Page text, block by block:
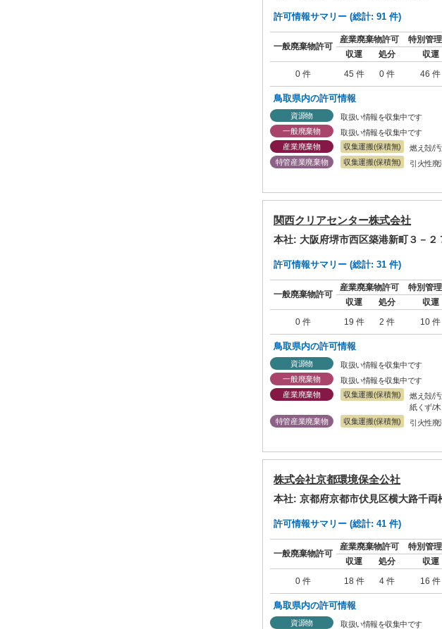
許可情報サマリー (総計: 91 件)
一般廃棄物許可
産業廃棄物許可 特別管
収運
処分 収運
0 件
45 件 0 件 46 件
鳥取県内の許可情報
資源物
取扱い情報を収集中です
一般廃棄物
取扱い情報を収集中です
産業廃棄物
収集運搬(保積無)
燃え殻/
特管産業廃棄物
収集運搬(保積無) 引火性廃
関西クリアセンター株式会社
本社: 大阪府堺市西区築港新町３－２
許可情報サマリー (総計: 31 件)
一般廃棄物許可
産業廃棄物許可 特別管
収運
処分 収運
0 件
19 件 2 件 10 件
鳥取県内の許可情報
資源物
取扱い情報を収集中です
一般廃棄物
取扱い情報を収集中です
産業廃棄物
収集運搬(保積無)
燃え殻/
紙くず/
特管産業廃棄物
収集運搬(保積無) 引火性廃
株式会社京都環境保全公社
本社: 京都府京都市伏見区横大路千両
許可情報サマリー (総計: 41 件)
一般廃棄物許可
産業廃棄物許可 特別管
収運
処分 収運
0 件
18 件 4 件 16 件
鳥取県内の許可情報
資源物
取扱い情報を収集中です